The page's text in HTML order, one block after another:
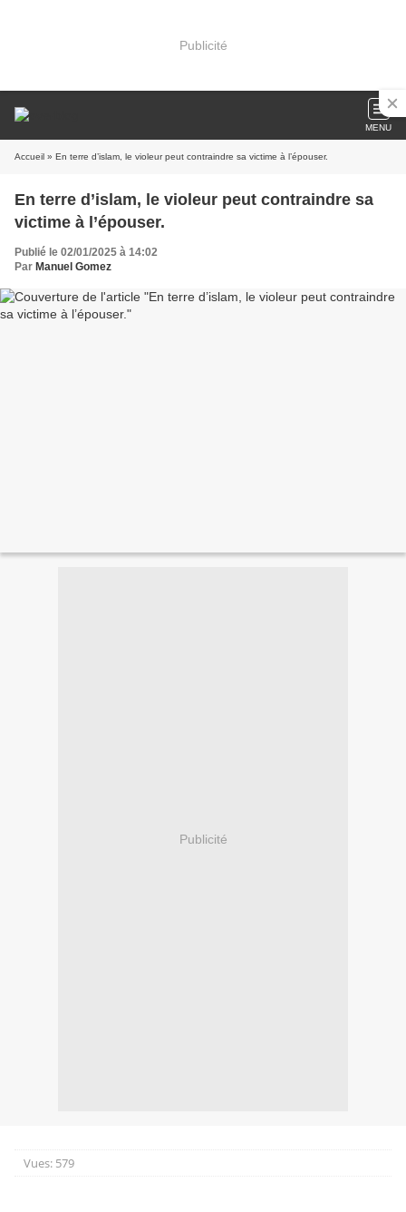
Publicité
MENU
Accueil » En terre d’islam, le violeur peut contraindre sa victime à l’épouser.
En terre d’islam, le violeur peut contraindre sa
victime à l’épouser.
Publié le 02/01/2025 à 14:02
Par Manuel Gomez
Publicité
Vues: 579